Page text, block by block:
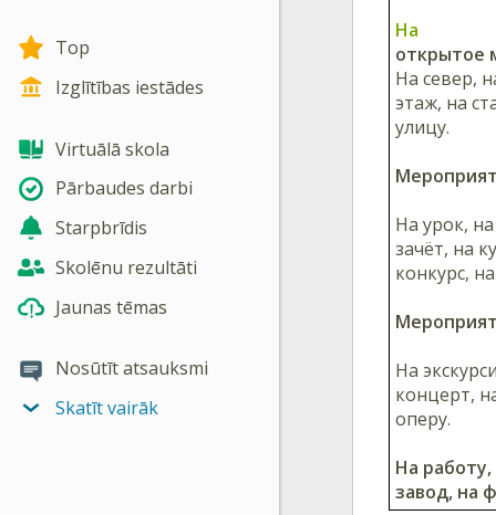
Top
Izglītības iestādes
Virtuālā skola
Pārbaudes darbi
Starpbrīdis
Skolēnu rezultāti
Jaunas tēmas
Nosūtīt atsauksmi
Skatīt vairāk
На
открытое
На север,
этаж, на
улицу.
На урок,
зачёт, на
конкурс,
На
концерт,
оперу.
На
завод, на